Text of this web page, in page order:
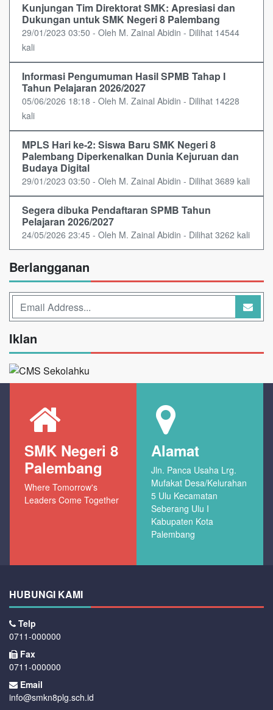
Kunjungan Tim Direktorat SMK: Apresiasi dan
Dukungan untuk SMK Negeri 8 Palembang
29/01/2023 03:50 - Oleh M. Zainal Abidin - Dilihat 14544
kali
Informasi Pengumuman Hasil SPMB Tahap I
Tahun Pelajaran 2026/2027
05/06/2026 18:18 - Oleh M. Zainal Abidin - Dilihat 14228
kali
MPLS Hari ke-2: Siswa Baru SMK Negeri 8
Palembang Diperkenalkan Dunia Kejuruan dan
Budaya Digital
29/01/2023 03:50 - Oleh M. Zainal Abidin - Dilihat 3689 kali
Segera dibuka Pendaftaran SPMB Tahun
Pelajaran 2026/2027
24/05/2026 23:45 - Oleh M. Zainal Abidin - Dilihat 3262 kali
Berlangganan
Iklan
SMK Negeri 8
Palembang
Where Tomorrow's
Leaders Come Together
Alamat
Jln. Panca Usaha Lrg.
Mufakat Desa/Kelurahan
5 Ulu Kecamatan
Seberang Ulu I
Kabupaten Kota
Palembang
HUBUNGI KAMI
Telp
0711-000000
Fax
0711-000000
Email
info@smkn8plg.sch.id